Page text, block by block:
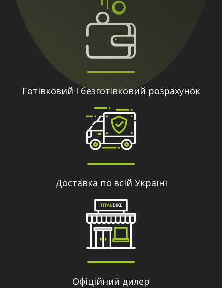
Готівковий і безготівковий розрахунок
Доставка по всій Україні
Офіційний дилер